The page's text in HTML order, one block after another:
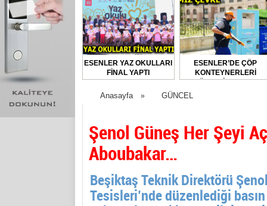
ESENLER YAZ OKULLARI
FİNAL YAPTI
ESENLER’DE ÇÖP
KONTEYNERLERİ
DÜZENLİ OLARAK
DEZENFEKTE EDİLİYOR
Anasayfa » GÜNCEL
Şenol Güneş Her Şeyi
Aboubakar…
Beşiktaş Teknik Direktörü
Tesisleri’nde düzenlediği